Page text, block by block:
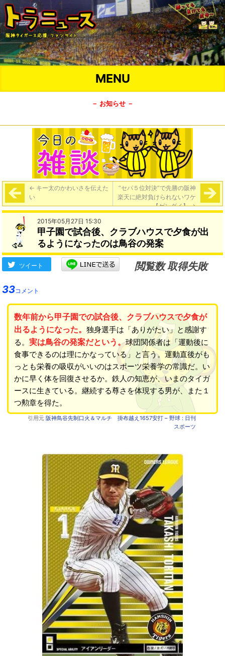
MENU
－ お知らせ －
← キー太のかわいさを伝えた
い
“セパ５位対決”で先勝の阪神
楽天に絶対負けられないワケ
【ゲンダイ】→
2015年05月27日 15:30
甲子園で試合後、クラブハウスで夕食が出
るようになったのは鳥谷の発案
ツイート
閲覧数 取得失敗
33コメント
数年前から甲子園での試合後、クラブハウスで夕食が
出るようになった。 独身選手は「ありがたい」と感謝す
る。 実は鳥谷の発案だという。球団関係者は「運動後に
食事できるのは理にかなっている」と言う。運動直後がも
っとも栄養の吸収がいいのはスポーツ栄養学の常識だ。い
かに早く体を回復させるか。鉄人の知恵が、いまのタイガ
ースに生きている。継続する尊さを体現する男が、また１
つ勲章を得た。
引用元 阪神鳥谷先制口火＆マルチ 掛布越え1657安打 – 野球 : 日刊
スポーツ